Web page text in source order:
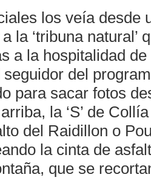
los veía desde
la ‘tribuna
a la hospitalidad
del
para sacar fotos
la ‘S’ de
del Raidillon o
la cinta de
que se